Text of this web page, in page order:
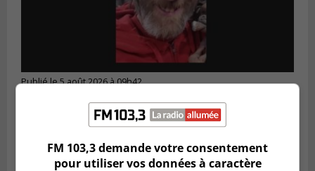
Publié le 5 août 2026 à 09h42
retrouver un homme disparu
FM 103,3 demande votre consentement
pour utiliser vos données à caractère